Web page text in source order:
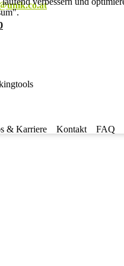
& Karriere Kontakt
FAQ